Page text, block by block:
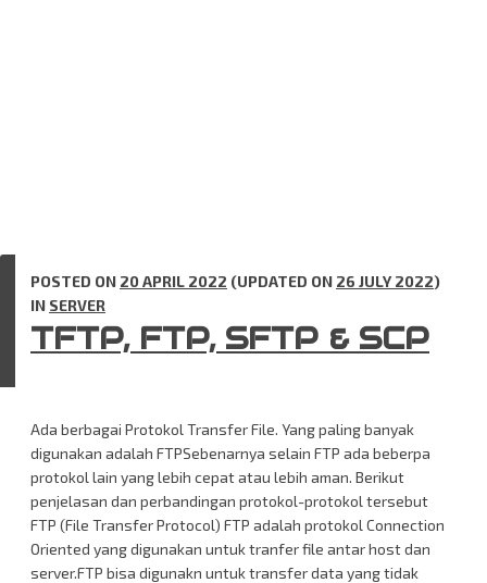
TFTP, FTP, SFTP & SCP
POSTED ON 20 APRIL 2022 (UPDATED ON 26 JULY 2022)
IN SERVER
Ada berbagai Protokol Transfer File. Yang paling banyak
digunakan adalah FTPSebenarnya selain FTP ada beberpa
protokol lain yang lebih cepat atau lebih aman. Berikut
penjelasan dan perbandingan protokol-protokol tersebut
FTP (File Transfer Protocol) FTP adalah protokol Connection
Oriented yang digunakan untuk tranfer file antar host dan
server.FTP bisa digunakn untuk transfer data yang tidak